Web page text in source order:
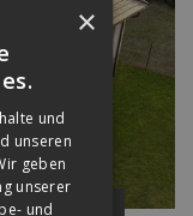
×
und
unseren
geben
unserer
und